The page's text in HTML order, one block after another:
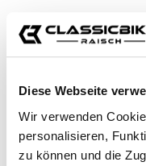
Diese Webseite
Wir verwenden
personalisieren,
zu können und die